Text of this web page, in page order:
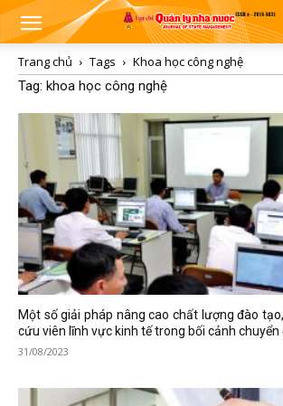
Trang chủ Tags
Khoa học công nghệ
Tag: khoa học công nghệ
Một số giải pháp nâng cao chất lượng đào
cứu viên lĩnh vực kinh tế trong bối cảnh chuyển
31/08/2023